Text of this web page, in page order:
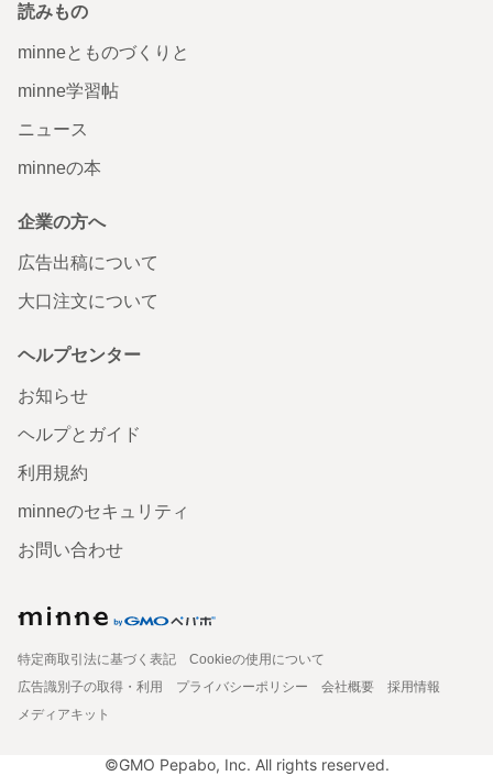
読みもの
minneとものづくりと
minne学習帖
ニュース
minneの本
企業の方へ
広告出稿について
大口注文について
ヘルプセンター
お知らせ
ヘルプとガイド
利用規約
minneのセキュリティ
お問い合わせ
特定商取引法に基づく表記
Cookieの使用について
広告識別子の取得・利用
プライバシーポリシー 会社概要
採用情報
メディアキット
©GMO Pepabo, Inc. All rights reserved.